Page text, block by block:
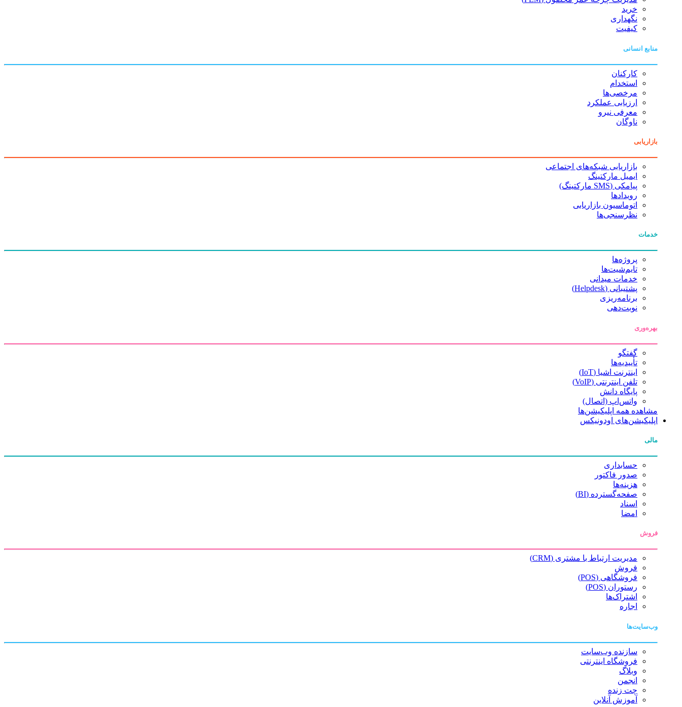
خرید
نگهداری
کیفیت
منابع انسانی
کارکنان
استخدام
مرخصی‌ها
ارزیابی عملکرد
معرفی نیرو
ناوگان
بازاریابی
بازاریابی شبکه‌های اجتماعی
ایمیل مارکتینگ
پیامکی (SMS مارکتینگ)
رویدادها
اتوماسیون بازاریابی
نظرسنجی‌ها
خدمات
پروژه‌ها
تایم‌شیت‌ها
خدمات میدانی
پشتیبانی (Helpdesk)
برنامه‌ریزی
نوبت‌دهی
بهره‌وری
گفتگو
تأییدیه‌ها
اینترنت اشیا (IoT)
تلفن اینترنتی (VoIP)
پایگاه دانش
واتس‌اپ (اتصال)
مشاهده همه اپلیکیشن‌ها
اپلیکیشن‌های اودونیکس
مالی
حسابداری
صدور فاکتور
هزینه‌ها
صفحه‌گسترده (BI)
اسناد
امضا
فروش
مدیریت ارتباط با مشتری (CRM)
فروش
فروشگاهی (POS)
رستوران (POS)
اشتراک‌ها
اجاره
وب‌سایت‌ها
سازنده وب‌سایت
فروشگاه اینترنتی
وبلاگ
انجمن
چت زنده
آموزش آنلاین